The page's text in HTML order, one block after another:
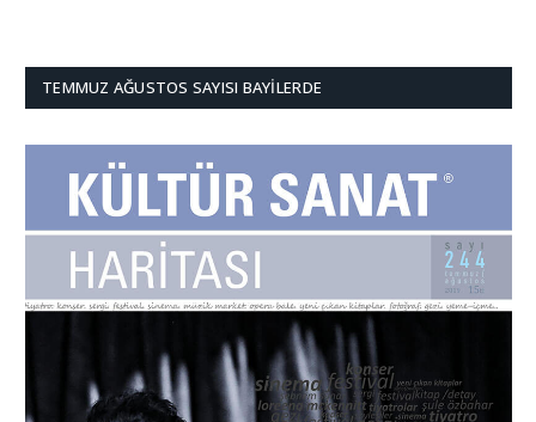
TEMMUZ AĞUSTOS SAYISI BAYILERDE